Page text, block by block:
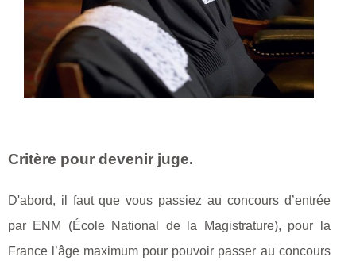
Critère pour devenir juge.
D'abord, il faut que vous passiez au concours d’entrée
par ENM (École National de la Magistrature), pour la
France l’âge maximum pour pouvoir passer au concours